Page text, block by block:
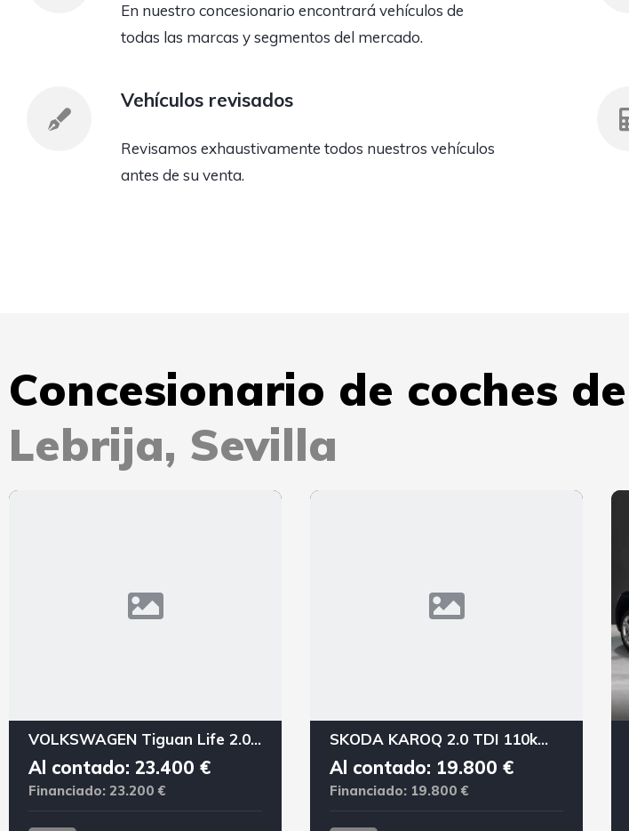
En nuestro concesionario encontrará vehículos de
todas las marcas y segmentos del mercado.
Vehículos revisados
Revisamos exhaustivamente todos nuestros vehículos
antes de su venta.
Concesionario de coches
Lebrija, Sevilla
VOLKSWAGEN Tiguan Life 2.0 TDI 110kW 150CV DSG
Al contado: 23.400 €
Financiado: 23.200 €
SKODA KAROQ 2.0 TDI 110kW 150CV DSG 4X4 Ambition
Al contado: 19.800 €
Financiado: 19.800 €